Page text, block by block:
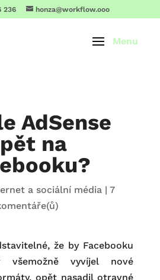
236 honza@workflow.ooo
AdSense
na
a sociální média |7
že by Facebooku
vyvíjel nové
opět nasadil otravné